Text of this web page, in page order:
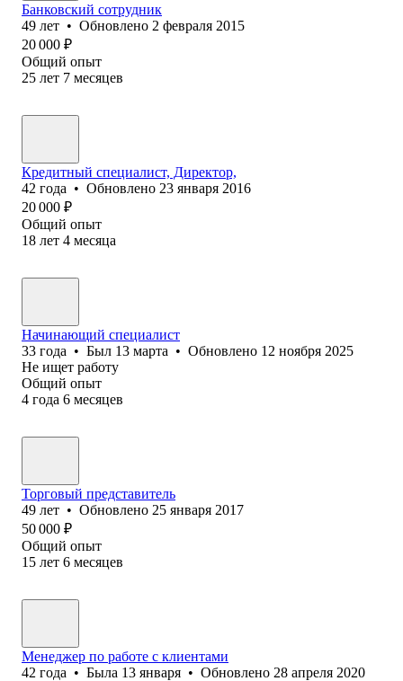
Банковский сотрудник
49 лет • Обновлено 2 февраля 2015
20 000 ₽
Общий опыт
25 лет 7 месяцев
Кредитный специалист, Директор,
42 года • Обновлено 23 января 2016
20 000 ₽
Общий опыт
18 лет 4 месяца
Начинающий специалист
33 года • Был 13 марта • Обновлено 12 ноября 2025
Не ищет работу
Общий опыт
4 года 6 месяцев
Торговый представитель
49 лет • Обновлено 25 января 2017
50 000 ₽
Общий опыт
15 лет 6 месяцев
Менеджер по работе с клиентами
42 года • Была 13 января • Обновлено 28 апреля 2020